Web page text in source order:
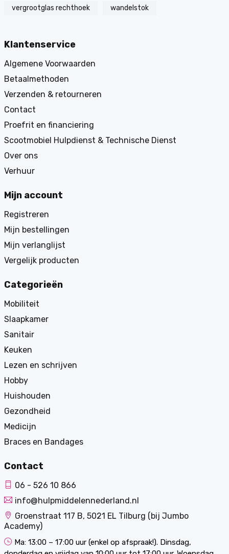
vergrootglas rechthoek wandelstok
Klantenservice
Algemene Voorwaarden
Betaalmethoden
Verzenden & retourneren
Contact
Proefrit en financiering
Scootmobiel Hulpdienst & Technische Dienst
Over ons
Verhuur
Mijn account
Registreren
Mijn bestellingen
Mijn verlanglijst
Vergelijk producten
Categorieën
Mobiliteit
Slaapkamer
Sanitair
Keuken
Lezen en schrijven
Hobby
Huishouden
Gezondheid
Medicijn
Braces en Bandages
Contact
06 - 526 10 866
info@hulpmiddelennederland.nl
Groenstraat 117 B, 5021 EL Tilburg (bij Jumbo
Academy)
Ma: 13:00 – 17:00 uur (enkel op afspraak!). Dinsdag,